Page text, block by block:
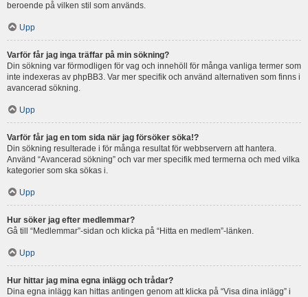
beroende på vilken stil som används.
Upp
Varför får jag inga träffar på min sökning?
Din sökning var förmodligen för vag och innehöll för många vanliga termer som
inte indexeras av phpBB3. Var mer specifik och använd alternativen som finns i
avancerad sökning.
Upp
Varför får jag en tom sida när jag försöker söka!?
Din sökning resulterade i för många resultat för webbservern att hantera.
Använd “Avancerad sökning” och var mer specifik med termerna och med vilka
kategorier som ska sökas i.
Upp
Hur söker jag efter medlemmar?
Gå till “Medlemmar”-sidan och klicka på “Hitta en medlem”-länken.
Upp
Hur hittar jag mina egna inlägg och trådar?
Dina egna inlägg kan hittas antingen genom att klicka på “Visa dina inlägg” i